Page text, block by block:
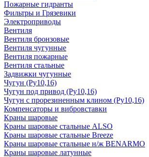
Пожарные гидранты
Фильтры и Грязевики
Электроприводы
Вентиля
Вентиля бронзовые
Вентиля чугунные
Вентиля пожарные
Вентиля стальные
Задвижки чугунные
Чугун (Ру10,16)
Чугун под привод (Ру10,16)
Чугун с прорезиненным клином (Ру10,16)
Компенсаторы и вибровставки
Краны шаровые
Краны шаровые стальные ALSO
Краны шаровые стальные Breeze
Краны шаровые стальные н/ж BENARMO
Краны шаровые латунные